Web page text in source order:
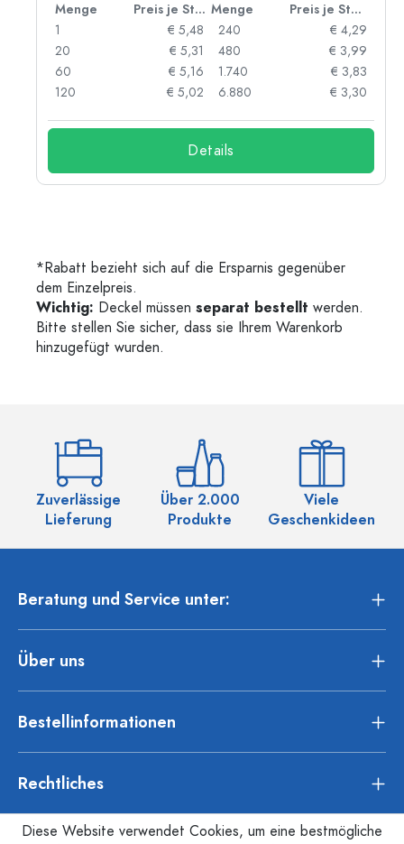
Menge Preis je Stück Menge
Preis je Stück
1
€ 5,48
20
€ 5,31
60
€ 5,16
120
€ 5,02
240
€ 4,29
480
€ 3,99
1.740
€ 3,83
6.880
€ 3,30
Details
*Rabatt bezieht sich auf die Ersparnis gegenüber
dem Einzelpreis.
Wichtig: Deckel müssen separat bestellt werden.
Bitte stellen Sie sicher, dass sie Ihrem Warenkorb
hinzugefügt wurden.
Zuverlässige
Lieferung
Über 2.000
Produkte
Viele
Geschenkideen
Beratung und Service unter:
Über uns
Bestellinformationen
Rechtliches
Diese Website verwendet Cookies, um eine bestmögliche